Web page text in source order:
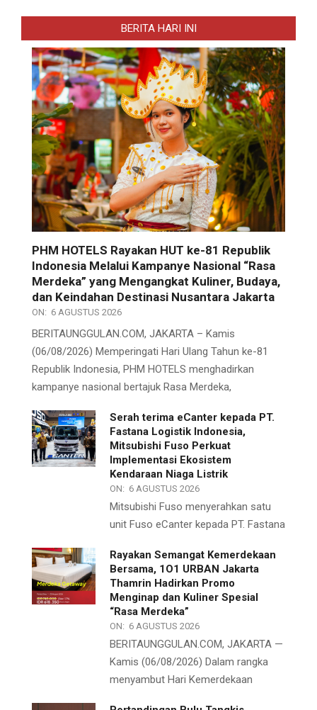
BERITA HARI INI
PHM HOTELS Rayakan HUT ke-81 Republik
Indonesia Melalui Kampanye Nasional “Rasa
Merdeka” yang Mengangkat Kuliner, Budaya,
dan Keindahan Destinasi Nusantara Jakarta
ON: 6 AGUSTUS 2026
BERITAUNGGULAN.COM, JAKARTA – Kamis
(06/08/2026) Memperingati Hari Ulang Tahun ke-81
Republik Indonesia, PHM HOTELS menghadirkan
kampanye nasional bertajuk Rasa Merdeka,
Serah terima eCanter kepada PT.
Fastana Logistik Indonesia,
Mitsubishi Fuso Perkuat
Implementasi Ekosistem
Kendaraan Niaga Listrik
ON: 6 AGUSTUS 2026
Mitsubishi Fuso menyerahkan satu
unit Fuso eCanter kepada PT. Fastana
Rayakan Semangat Kemerdekaan
Bersama, 1O1 URBAN Jakarta
Thamrin Hadirkan Promo
Menginap dan Kuliner Spesial
“Rasa Merdeka”
ON: 6 AGUSTUS 2026
BERITAUNGGULAN.COM, JAKARTA —
Kamis (06/08/2026) Dalam rangka
menyambut Hari Kemerdekaan